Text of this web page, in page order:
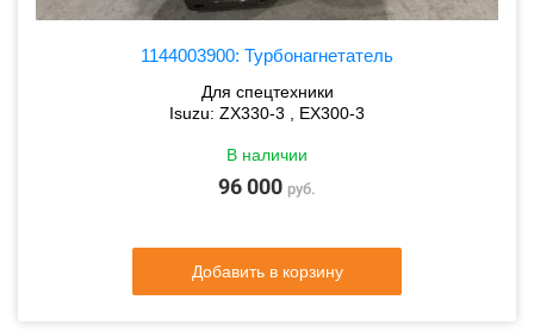
1144003900: Турбонагнетатель
Для спецтехники
Isuzu: ZX330-3 , EX300-3
В наличии
96 000 руб.
Добавить в корзину